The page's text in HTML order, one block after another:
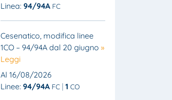
Linea: 94/94A FC
Cesenatico, modifica linee
1CO – 94/94A dal 20 giugno »
Leggi
Al 16/08/2026
Linee: 94/94A FC 1 CO